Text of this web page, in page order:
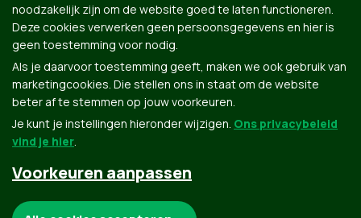
Groen.be
noodzakelijk zijn om de website goed te laten functioneren.
Deze cookies verwerken geen persoonsgegevens en hier is
geen toestemming voor nodig.
Als je daarvoor toestemming geeft, maken we ook gebruik van
marketingcookies. Die stellen ons in staat om de website
beter af te stemmen op jouw voorkeuren.
Je kunt je instellingen hieronder wijzigen. Ons privacybeleid
vind je hier.
Voorkeuren aanpassen